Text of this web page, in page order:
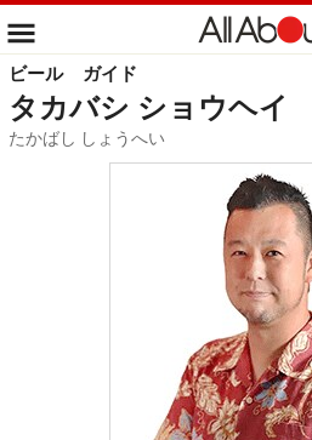
ビール ガイド
タカバシ ショウヘイ
たかばし しょうへい